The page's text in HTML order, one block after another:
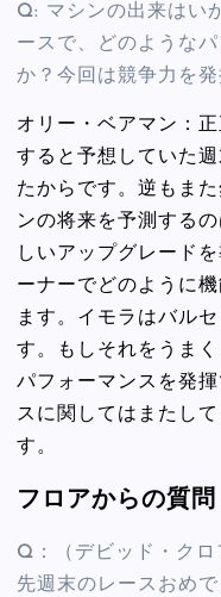
Q: マシンの出来はい
ースで、どのような
か？今回は競争力を
オリー・ベアマン：
すると予想していた
たからです。逆もま
ンの将来を予測する
しいアップグレード
ーナーでどのように
ます。イモラはバル
す。もしそれをうま
パフォーマンスを発
スに関してはまたし
す。
フロアからの質問
Q：（デビッド・ク
先週末のレースおめ